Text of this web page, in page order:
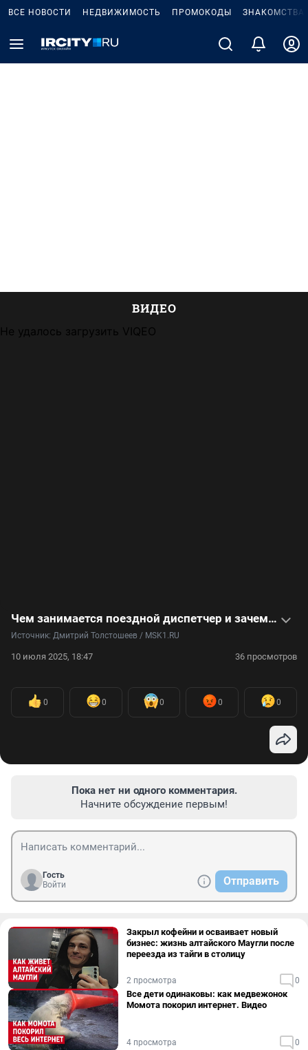
ВСЕ НОВОСТИ НЕДВИЖИМОСТЬ ПРОМОКОДЫ ЗНАКОМСТВА
ВИДЕО
Не удалось загрузить VIQEO
Чем занимается поездной диспетчер и зачем контролирует работу всей линии метро: видео
Источник: Дмитрий Толстошеев / MSK1.RU
10 июля 2025, 18:47 36 просмотров
0 0 0 0 0
Пока нет ни одного комментария.
Начните обсуждение первым!
Гость
Войти
Отправить
Закрыл кофейни и осваивает новый
бизнес: жизнь алтайского Маугли после
переезда из тайги в столицу
2 просмотра 0
Все дети одинаковы: как медвежонок
Момота покорил интернет. Видео
4 просмотра 0